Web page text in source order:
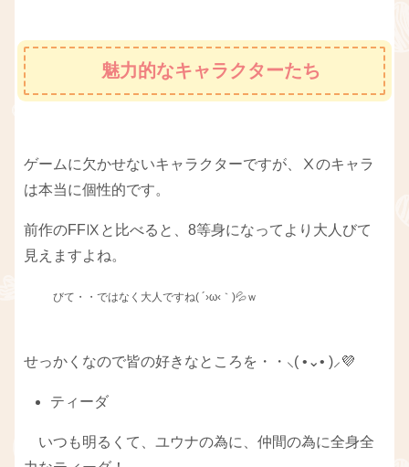
魅力的なキャラクターたち
ゲームに欠かせないキャラクターですが、Ⅹのキャラ
は本当に個性的です。
前作のFFⅨと比べると、8等身になってより大人びて
見えますよね。
びて・・ではなく大人ですね( ´›ω‹｀)💦ｗ
せっかくなので皆の好きなところを・・⸜( •⌄• )⸝💜
ティーダ
いつも明るくて、ユウナの為に、仲間の為に全身全